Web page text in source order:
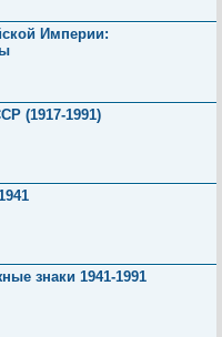
Империи:
(1917-1991)
знаки 1941-1991